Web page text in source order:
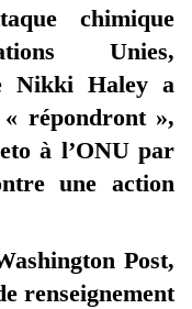
chimique
Unies,
Nikki Haley a
répondront »,
à l’ONU par
une action
Post,
renseignement